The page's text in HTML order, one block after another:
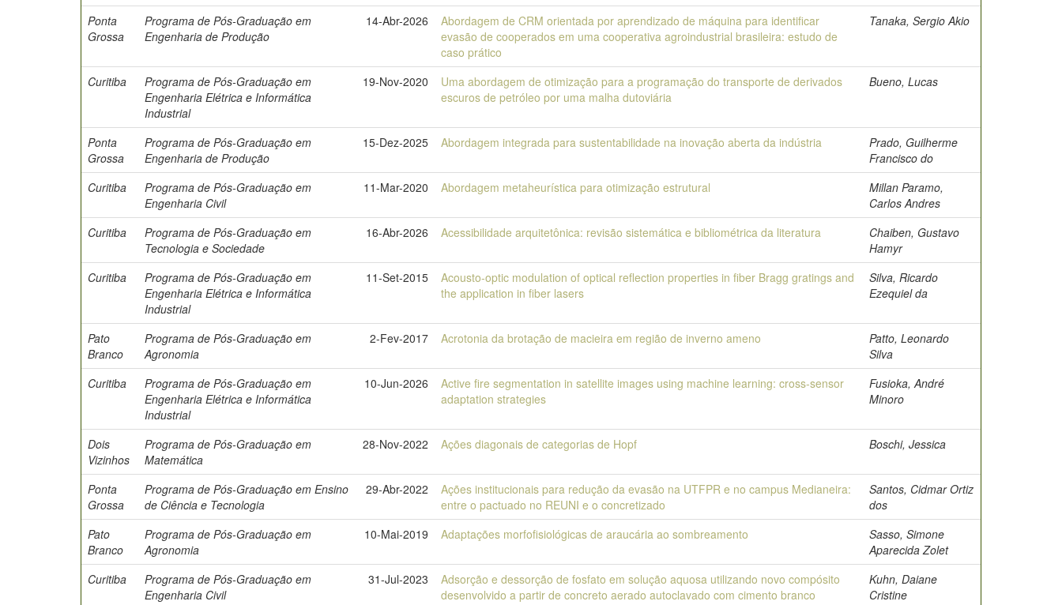
Ponta
Grossa
Programa de Pós-Graduação em
Engenharia de Produção
14-Abr-2026
Abordagem de CRM orientada por aprendizado de máquina para identificar
evasão de cooperados em uma cooperativa agroindustrial brasileira: estudo de
caso prático
Tanaka, Sergio Akio
Curitiba
Programa de Pós-Graduação em
Engenharia Elétrica e Informática
Industrial
19-Nov-2020
Uma abordagem de otimização para a programação do transporte de derivados
escuros de petróleo por uma malha dutoviária
Bueno, Lucas
Ponta
Grossa
Programa de Pós-Graduação em
Engenharia de Produção
15-Dez-2025 Abordagem integrada para sustentabilidade na inovação aberta da indústria
Prado, Guilherme
Francisco do
Curitiba
Programa de Pós-Graduação em
Engenharia Civil
11-Mar-2020 Abordagem metaheurística para otimização estrutural
Millan Paramo,
Carlos Andres
Curitiba
Programa de Pós-Graduação em
Tecnologia e Sociedade
16-Abr-2026 Acessibilidade arquitetônica: revisão sistemática e bibliométrica da literatura
Chaiben, Gustavo
Hamyr
Curitiba
Programa de Pós-Graduação em
Engenharia Elétrica e Informática
Industrial
11-Set-2015
Acousto-optic modulation of optical reflection properties in fiber Bragg gratings and
the application in fiber lasers
Silva, Ricardo
Ezequiel da
Pato
Branco
Programa de Pós-Graduação em
Agronomia
2-Fev-2017 Acrotonia da brotação de macieira em região de inverno ameno
Patto, Leonardo
Silva
Curitiba
Programa de Pós-Graduação em
Engenharia Elétrica e Informática
Industrial
10-Jun-2026
Active fire segmentation in satellite images using machine learning: cross-sensor
adaptation strategies
Fusioka, André
Minoro
Dois
Vizinhos
Programa de Pós-Graduação em
Matemática
28-Nov-2022 Ações diagonais de categorias de Hopf Boschi, Jessica
Ponta
Grossa
Programa de Pós-Graduação em Ensino
de Ciência e Tecnologia
29-Abr-2022
Ações institucionais para redução da evasão na UTFPR e no campus Medianeira:
entre o pactuado no REUNI e o concretizado
Santos, Cidmar Ortiz
dos
Pato
Branco
Programa de Pós-Graduação em
Agronomia
10-Mai-2019 Adaptações morfofisiológicas de araucária ao sombreamento
Sasso, Simone
Aparecida Zolet
Curitiba
Programa de Pós-Graduação em
Engenharia Civil
31-Jul-2023
Adsorção e dessorção de fosfato em solução aquosa utilizando novo compósito
desenvolvido a partir de concreto aerado autoclavado com cimento branco
Kuhn, Daiane
Cristine